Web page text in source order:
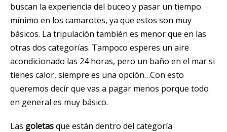
buscan la experiencia del buceo y pasar un tiempo
mínimo en los camarotes, ya que estos son muy
básicos. La tripulación también es menor que en las
otras dos categorías. Tampoco esperes un aire
acondicionado las 24 horas, pero un baño en el mar si
tienes calor, siempre es una opción…Con esto
queremos decir que vas a pagar menos porque todo
en general es muy básico.
Las goletasque están dentro del categoría